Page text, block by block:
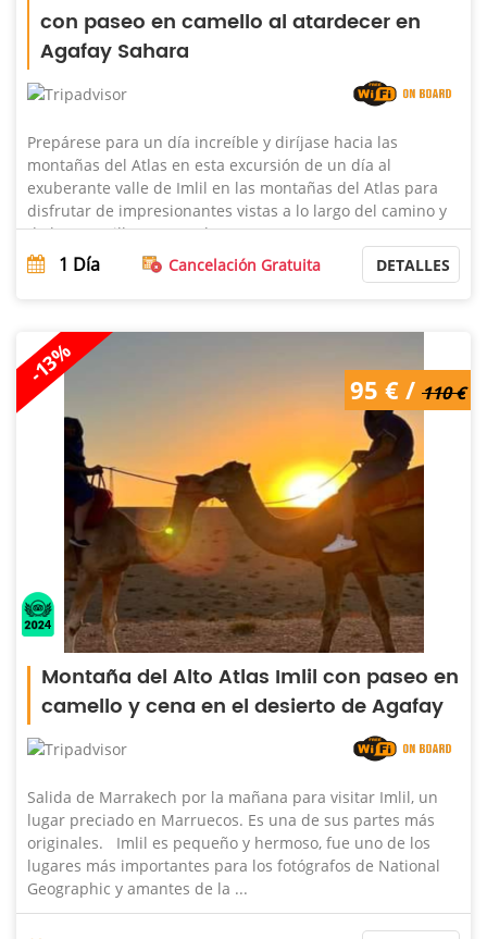
con paseo en camello al atardecer en
Agafay Sahara
Prepárese para un día increíble y diríjase hacia las
montañas del Atlas en esta excursión de un día al
exuberante valle de Imlil en las montañas del Atlas para
disfrutar de impresionantes vistas a lo largo del camino y
de la maravillosa naturaleza. ...
1 Día Cancelación Gratuita DETALLES
-13%
95 € / 110 €
Montaña del Alto Atlas Imlil con paseo en
camello y cena en el desierto de Agafay
Salida de Marrakech por la mañana para visitar Imlil, un
lugar preciado en Marruecos. Es una de sus partes más
originales. Imlil es pequeño y hermoso, fue uno de los
lugares más importantes para los fotógrafos de National
Geographic y amantes de la ...